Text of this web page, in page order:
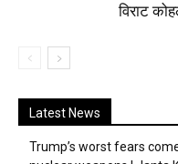
विराट
Latest News
Trump’s worst fears